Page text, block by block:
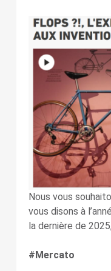
Nous vous
vous disons à
la dernière de
#Mercato